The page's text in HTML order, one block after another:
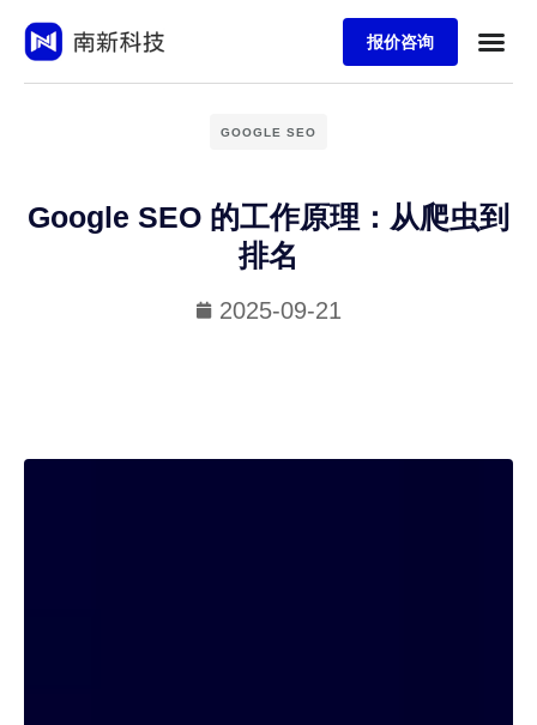
报价咨询
GOOGLE SEO
Google SEO 的工作原理：从爬虫到
排名
2025-09-21